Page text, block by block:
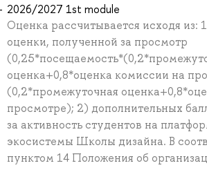
2026/2027 1st module
Оценка рассчитывается исходя из:
оценки, полученной за просмотр
оценка+0,8*оценка комиссии на
(0,2*промежуточная
просмотре); 2) дополнительных
за активность студентов на
экосистемы Школы дизайна. В
пунктом 14 Положения об